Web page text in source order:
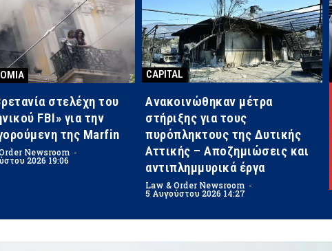
στελέχη του
FBI» για την
της Marfin
Newsroom -
2026 19:06
CAPITAL
Ανακοινώθηκαν μέτρα
στήριξης για τους
πυρόπληκτους της Δυτικής
Αττικής – Αποζημιώσεις και
αντιπλημμυρικά έργα
Law & Order Newsroom -
5 Αυγούστου 2026 14:27